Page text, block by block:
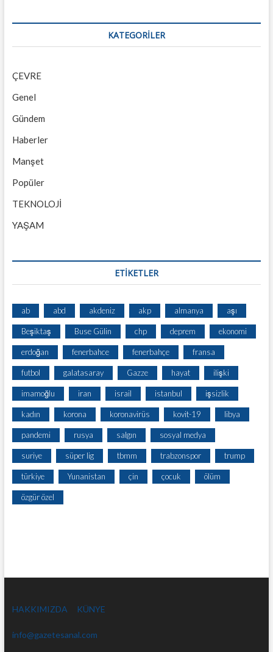
KATEGORILER
ÇEVRE
Genel
Gündem
Haberler
Manşet
Popüler
TEKNOLOJİ
YAŞAM
ETİKETLER
ab abd akdeniz akp almanya aşı
Beşiktaş Buse Gülin chp deprem ekonomi
erdoğan fenerbahce fenerbahçe fransa
futbol galatasaray Gazze hayat ilişki
imamoğlu iran israil istanbul işsizlik
kadın korona koronavirüs kovit-19 libya
pandemi rusya salgın sosyal medya
suriye süper lig tbmm trabzonspor trump
türkiye Yunanistan çin çocuk ölüm
özgür özel
HAKKIMIZDA KÜNYE
info@gazetesanal.com